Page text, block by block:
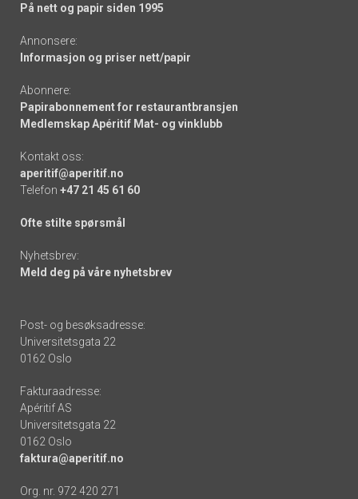
På nett og papir siden 1995
Annonsere:
Informasjon og priser nett/papir
Abonnere:
Papirabonnement for restaurantbransjen
Medlemskap Apéritif Mat- og vinklubb
Kontakt oss:
aperitif@aperitif.no
Telefon +47 21 45 61 60
Ofte stilte spørsmål
Nyhetsbrev:
Meld deg på våre nyhetsbrev
Post- og besøksadresse:
Universitetsgata 22
0162 Oslo
Fakturaadresse:
Apéritif AS
Universitetsgata 22
0162 Oslo
faktura@aperitif.no
Org. nr. 972 420 271